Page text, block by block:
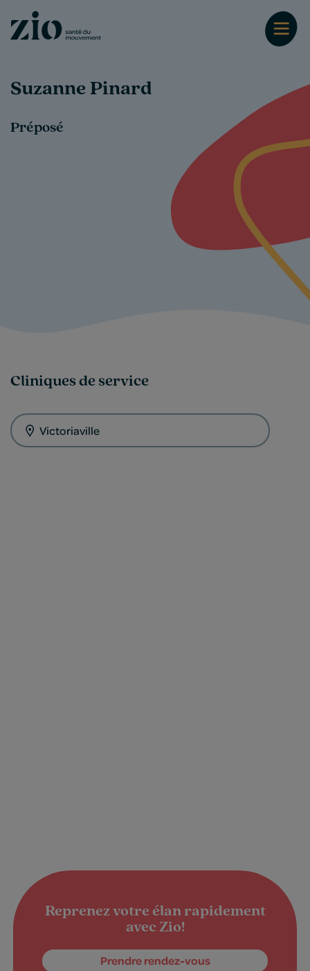
Suzanne Pinard
Préposé
Cliniques de service
Victoriaville
Reprenez votre élan rapidement
avec Zio!
Prendre rendez-vous